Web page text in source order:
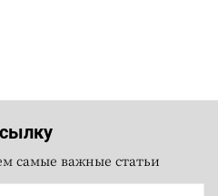
самые важные статьи